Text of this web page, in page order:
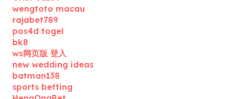
wengtoto macau
rajabet789
pos4d togel
bk8
ws网页版 登入
new wedding ideas
batman138
sports betting